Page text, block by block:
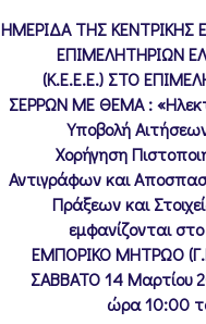
ΗΜΕΡΙΔΑ ΤΗΣ ΚΕΝΤΡΙΚΗΣ
ΕΠΙΜΕΛΗΤΗΡΙΩΝ
(Κ.Ε.Ε.Ε.) ΣΤΟ
ΣΕΡΡΩΝ ΜΕ ΘΕΜΑ :
Υποβολή
Χορήγηση
Αντιγράφων και
Πράξεων και
εμφανίζονται
ΕΜΠΟΡΙΚΟ ΜΗΤΡΩΟ
ΣΑΒΒΑΤΟ 14 Μαρτίου
ώρα 10:00